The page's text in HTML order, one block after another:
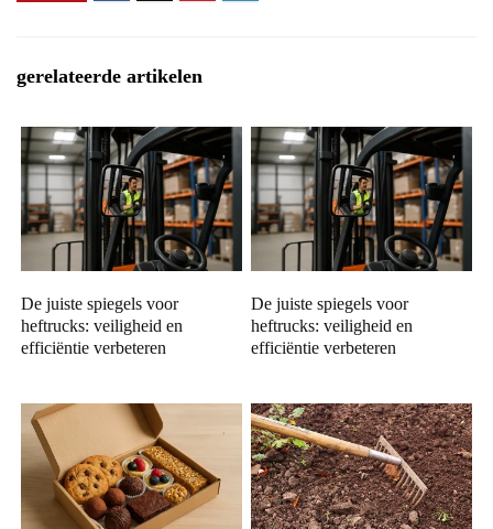
gerelateerde artikelen
De juiste spiegels voor
heftrucks: veiligheid en
efficiëntie verbeteren
De juiste spiegels voor
heftrucks: veiligheid en
efficiëntie verbeteren